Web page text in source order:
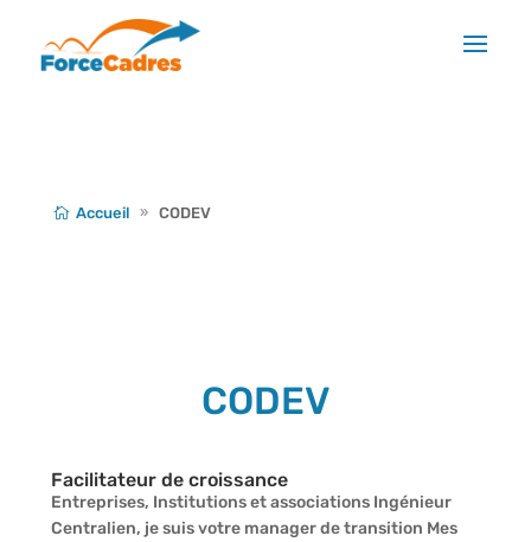
Accueil CODEV
CODEV
Facilitateur de croissance
Entreprises, Institutions et associations Ingénieur
Centralien, je suis votre manager de transition Mes